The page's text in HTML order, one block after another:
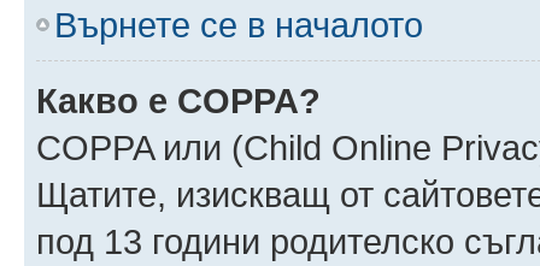
Върнете се в началото
Какво е COPPA?
COPPA или (Child Online
Щатите, изискващ от
под 13 години родителско